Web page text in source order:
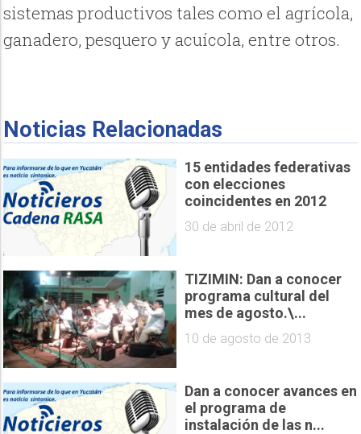
sistemas productivos tales como el agrícola,
ganadero, pesquero y acuícola, entre otros.
Noticias Relacionadas
15 entidades federativas
con elecciones
coincidentes en 2012
30 de abril de 2012
TIZIMIN: Dan a conocer
programa cultural del
mes de agosto.\...
10 de agosto de 2013
Dan a conocer avances en
el programa de
instalación de las n...